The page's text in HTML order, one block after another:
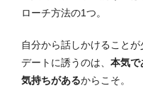
ローチ方法の1つ。
自分から話しかけること
デートに誘うのは、 本気で
気持ちがあるからこそ。